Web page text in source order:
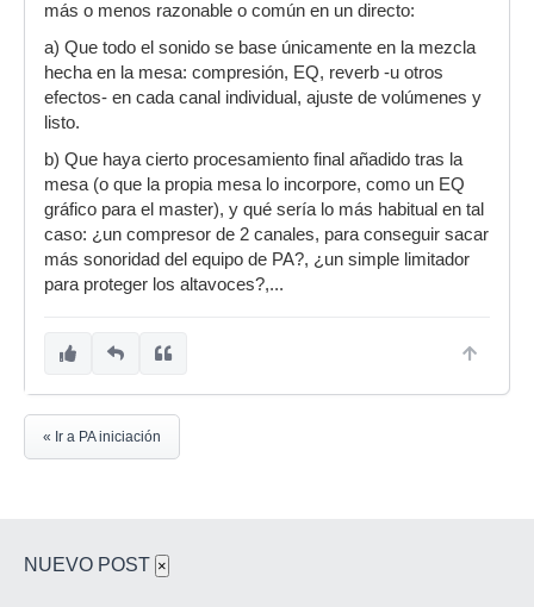
más o menos razonable o común en un directo:
a) Que todo el sonido se base únicamente en la mezcla
hecha en la mesa: compresión, EQ, reverb -u otros
efectos- en cada canal individual, ajuste de volúmenes y
listo.
b) Que haya cierto procesamiento final añadido tras la
mesa (o que la propia mesa lo incorpore, como un EQ
gráfico para el master), y qué sería lo más habitual en tal
caso: ¿un compresor de 2 canales, para conseguir sacar
más sonoridad del equipo de PA?, ¿un simple limitador
para proteger los altavoces?,...
« Ir a PA iniciación
NUEVO POST ×